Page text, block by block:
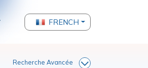
FRENCH
Recherche Avancée